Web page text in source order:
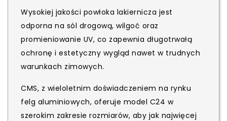
Wysokiej jakości powłoka lakiernicza jest
odporna na sól drogową, wilgoć oraz
promieniowanie UV, co zapewnia długotrwałą
ochronę i estetyczny wygląd nawet w trudnych
warunkach zimowych.
CMS, z wieloletnim doświadczeniem na rynku
felg aluminiowych, oferuje model C24 w
szerokim zakresie rozmiarów, aby jak najwięcej